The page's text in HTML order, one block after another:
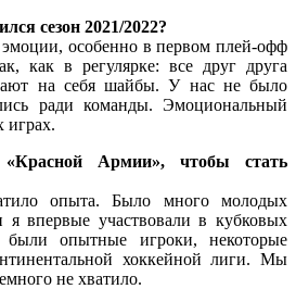
сезон 2021/2022?
особенно в первом плей-офф
как в регулярке: все друг друга
на себя шайбы. У нас не было
ради команды. Эмоциональный
играх.
Армии», чтобы стать
опыта. Было много молодых
я впервые участвовали в кубковых
опытные игроки, некоторые
хоккейной лиги. Мы
не хватило.